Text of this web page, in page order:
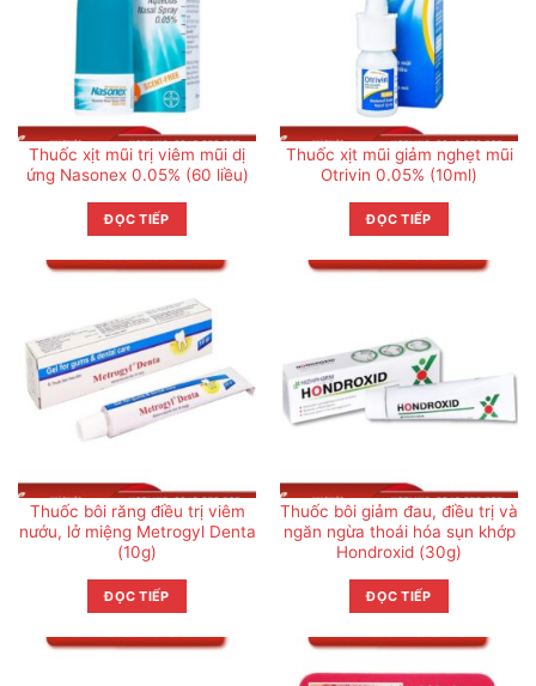
Thuốc xịt mũi trị viêm mũi dị
ứng Nasonex 0.05% (60 liều)
ĐỌC TIẾP
Thuốc xịt mũi giảm nghẹt mũi
Otrivin 0.05% (10ml)
ĐỌC TIẾP
Thuốc bôi răng điều trị viêm
nướu, lở miệng Metrogyl Denta
(10g)
ĐỌC TIẾP
Thuốc bôi giảm đau, điều trị và
ngăn ngừa thoái hóa sụn khớp
Hondroxid (30g)
ĐỌC TIẾP